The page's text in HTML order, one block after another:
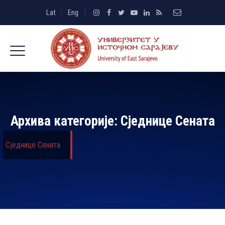
Lat Eng
Архива категорије: Сједнице Сената
Сједнице Сената